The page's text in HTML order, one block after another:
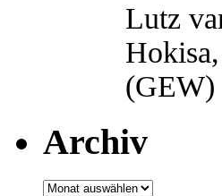
Lutz
Archiv
Archiv